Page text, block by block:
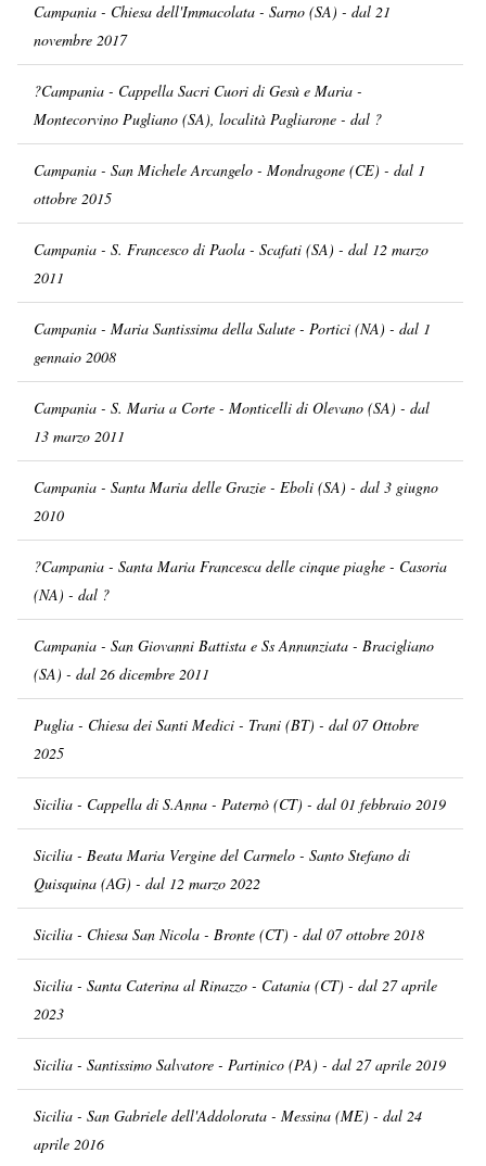
Campania - Chiesa dell'Immacolata - Sarno (SA) - dal 21
novembre 2017
?Campania - Cappella Sacri Cuori di Gesù e Maria -
Montecorvino Pugliano (SA), località Pagliarone - dal ?
Campania - San Michele Arcangelo - Mondragone (CE) - dal 1
ottobre 2015
Campania - S. Francesco di Paola - Scafati (SA) - dal 12 marzo
2011
Campania - Maria Santissima della Salute - Portici (NA) - dal 1
gennaio 2008
Campania - S. Maria a Corte - Monticelli di Olevano (SA) - dal
13 marzo 2011
Campania - Santa Maria delle Grazie - Eboli (SA) - dal 3 giugno
2010
?Campania - Santa Maria Francesca delle cinque piaghe - Casoria
(NA) - dal ?
Campania - San Giovanni Battista e Ss Annunziata - Bracigliano
(SA) - dal 26 dicembre 2011
Puglia - Chiesa dei Santi Medici - Trani (BT) - dal 07 Ottobre
2025
Sicilia - Cappella di S.Anna - Paternò (CT) - dal 01 febbraio 2019
Sicilia - Beata Maria Vergine del Carmelo - Santo Stefano di
Quisquina (AG) - dal 12 marzo 2022
Sicilia - Chiesa San Nicola - Bronte (CT) - dal 07 ottobre 2018
Sicilia - Santa Caterina al Rinazzo - Catania (CT) - dal 27 aprile
2023
Sicilia - Santissimo Salvatore - Partinico (PA) - dal 27 aprile 2019
Sicilia - San Gabriele dell'Addolorata - Messina (ME) - dal 24
aprile 2016